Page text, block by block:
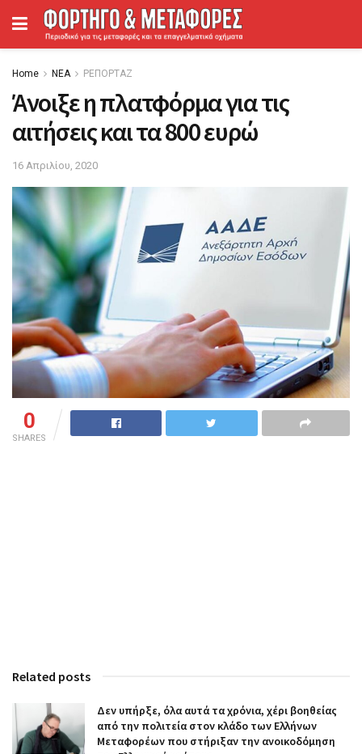
Home ΝΕΑ ΡΕΠΟΡΤΑΖ
Άνοιξε η πλατφόρμα για τις
αιτήσεις και τα 800 ευρώ
16 Απριλίου, 2020
0
SHARES
Related posts
Δεν υπήρξε, όλα αυτά τα χρόνια, χέρι βοηθείας
από την πολιτεία στον κλάδο των Ελλήνων
Μεταφορέων που στήριξαν την ανοικοδόμηση